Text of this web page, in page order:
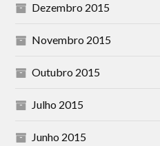
Dezembro 2015
Novembro 2015
Outubro 2015
Julho 2015
Junho 2015